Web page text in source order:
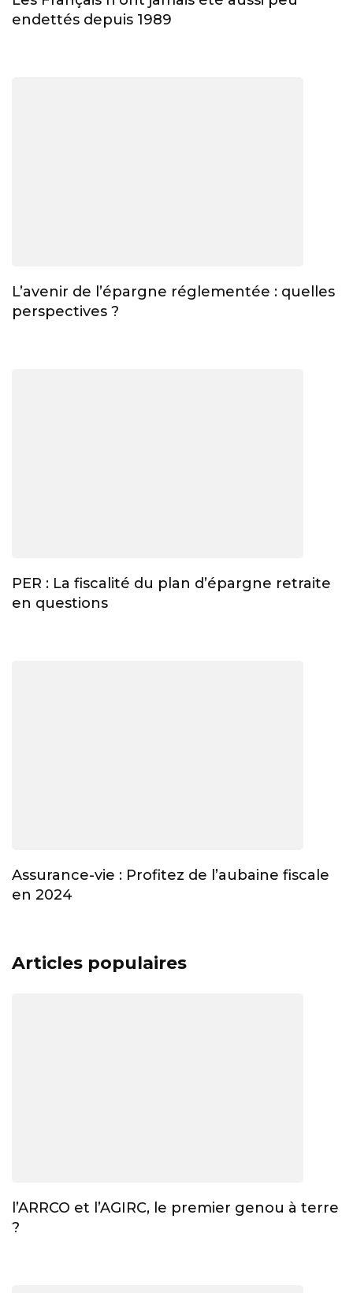
endettés depuis 1989
L’avenir de l’épargne réglementée : quelles
perspectives ?
PER : La fiscalité du plan d’épargne retraite
en questions
Assurance-vie : Profitez de l’aubaine fiscale
en 2024
Articles populaires
l’ARRCO et l’AGIRC, le premier genou à terre
?